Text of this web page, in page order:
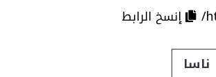
إنسخ الرابط
ناسا